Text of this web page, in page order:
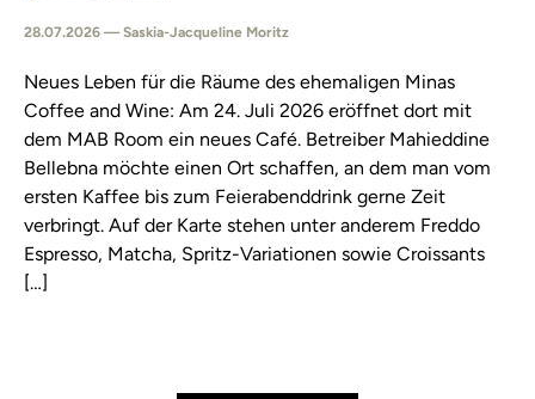
28.07.2026 — Saskia-Jacqueline Moritz
Neues Leben für die Räume des ehemaligen Minas
Coffee and Wine: Am 24. Juli 2026 eröffnet dort mit
dem MAB Room ein neues Café. Betreiber Mahieddine
Bellebna möchte einen Ort schaffen, an dem man vom
ersten Kaffee bis zum Feierabenddrink gerne Zeit
verbringt. Auf der Karte stehen unter anderem Freddo
Espresso, Matcha, Spritz-Variationen sowie Croissants
[…]